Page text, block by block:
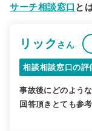
サーチ相談窓口 と
リックさん
相談相談窓口の評
事故後にどのよう
回答頂きとても参考